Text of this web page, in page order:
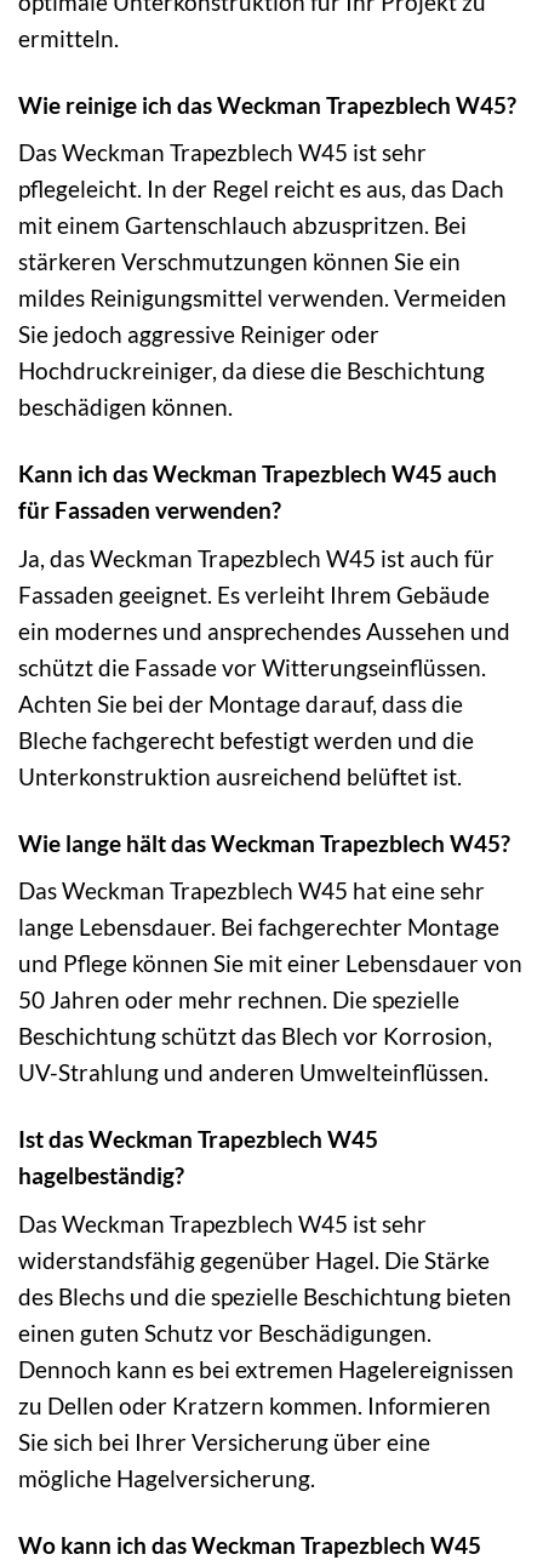
ermitteln.
Wie reinige ich das Weckman Trapezblech W45?
Das Weckman Trapezblech W45 ist sehr
pflegeleicht. In der Regel reicht es aus, das Dach
mit einem Gartenschlauch abzuspritzen. Bei
stärkeren Verschmutzungen können Sie ein
mildes Reinigungsmittel verwenden. Vermeiden
Sie jedoch aggressive Reiniger oder
Hochdruckreiniger, da diese die Beschichtung
beschädigen können.
Kann ich das Weckman Trapezblech W45 auch
für Fassaden verwenden?
Ja, das Weckman Trapezblech W45 ist auch für
Fassaden geeignet. Es verleiht Ihrem Gebäude
ein modernes und ansprechendes Aussehen und
schützt die Fassade vor Witterungseinflüssen.
Achten Sie bei der Montage darauf, dass die
Bleche fachgerecht befestigt werden und die
Unterkonstruktion ausreichend belüftet ist.
Wie lange hält das Weckman Trapezblech W45?
Das Weckman Trapezblech W45 hat eine sehr
lange Lebensdauer. Bei fachgerechter Montage
und Pflege können Sie mit einer Lebensdauer von
50 Jahren oder mehr rechnen. Die spezielle
Beschichtung schützt das Blech vor Korrosion,
UV-Strahlung und anderen Umwelteinflüssen.
Ist das Weckman Trapezblech W45
hagelbeständig?
Das Weckman Trapezblech W45 ist sehr
widerstandsfähig gegenüber Hagel. Die Stärke
des Blechs und die spezielle Beschichtung bieten
einen guten Schutz vor Beschädigungen.
Dennoch kann es bei extremen Hagelereignissen
zu Dellen oder Kratzern kommen. Informieren
Sie sich bei Ihrer Versicherung über eine
mögliche Hagelversicherung.
Wo kann ich das Weckman Trapezblech W45